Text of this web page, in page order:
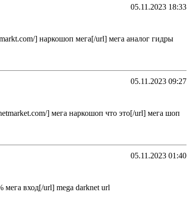
05.11.2023 18:33
] наркошоп мега[/url] мега аналог гидры
05.11.2023 09:27
] мега наркошоп что это[/url] мега шоп
05.11.2023 01:40
мега вход[/url] mega darknet url